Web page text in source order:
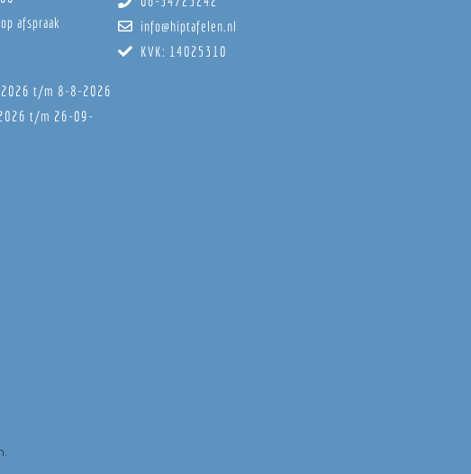
afspraak
2026 t/m 8-8-2026
t/m 26-09-
info@hiptafelen.nl
KVK: 14025310